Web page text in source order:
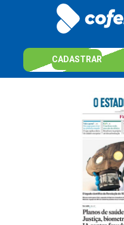
CADASTRAR